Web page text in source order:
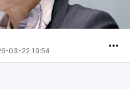
03-22 19:54